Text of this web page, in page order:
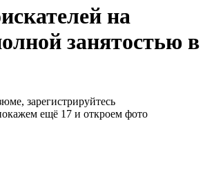
на
занятостью в
зарегистрируйтесь
ещё 17 и откроем фото